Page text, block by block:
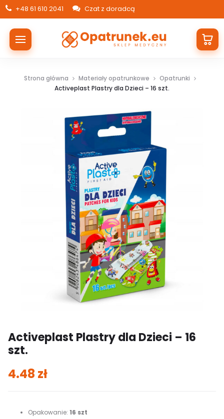
+48 61 610 2041 Czat z doradcą
Strona główna Materiały opatrunkowe
Opatrunki
Activeplast Plastry dla Dzieci – 16 szt.
Activeplast Plastry dla Dzieci – 16
szt.
4.48 zł
Opakowanie:16 szt